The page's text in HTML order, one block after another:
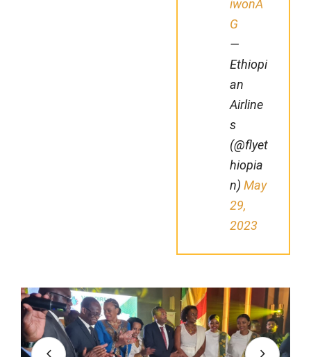
iwonA
G
—
Ethiopi
an
Airline
s
(@flyet
hiopia
n) May
29,
2023